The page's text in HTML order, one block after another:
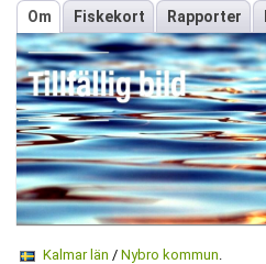
Om Fiskekort Rapporter
Kalmar län / Nybro kommun.